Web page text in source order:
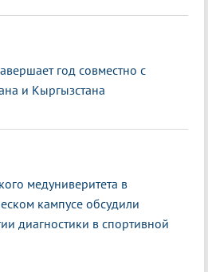
год совместно с
и Кыргызстана
медуниверитета в
кампусе обсудили
диагностики в спортивной